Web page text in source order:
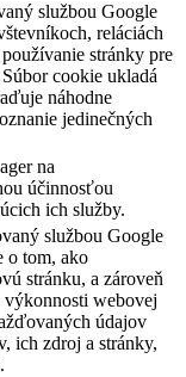
službou Google
reláciách
stránky pre
cookie ukladá
náhodne
jedinečných
na
účinnosťou
ich služby.
službou Google
o tom, ako
stránku, a zároveň
webovej
údajov
ich zdroj a stránky,